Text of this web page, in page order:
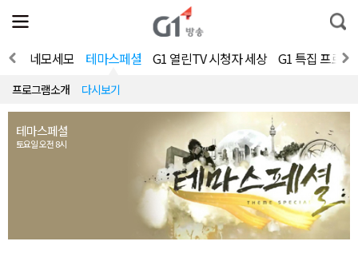
전
체
뉴
열
통
합
색
쇼 네모세모 테마스페셜 G1 열린TV 시청자 세상 G1 특집 프로그
프로그램소개 다시보기
테마스페셜
토요일 오전 8시